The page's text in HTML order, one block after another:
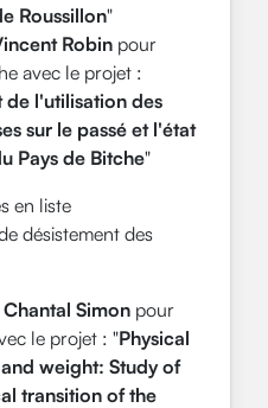
Roussillon"
Robin pour
avec le projet :
l'utilisation des
sur le passé et l'état
Pays de Bitche"
en liste
désistement des
Simon pour
le projet : "Physical
weight: Study of
transition of the